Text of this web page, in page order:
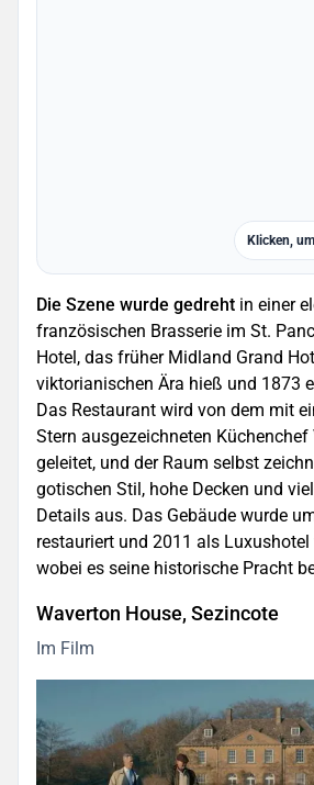
Klicken,
Die Szene wurde gedreht in einer
französischen Brasserie im St.
Hotel, das früher Midland Grand
viktorianischen Ära hieß und 1873
Das Restaurant wird von dem mit
Stern ausgezeichneten Küchenchef
geleitet, und der Raum selbst
gotischen Stil, hohe Decken und
Details aus. Das Gebäude wurde
restauriert und 2011 als
wobei es seine historische Pracht
Waverton House, Sezincote
Im Film